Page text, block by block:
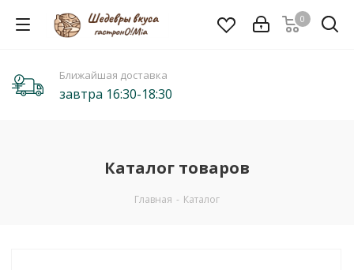
0
Ближайшая доставка
завтра 16:30-18:30
Каталог товаров
Главная - Каталог